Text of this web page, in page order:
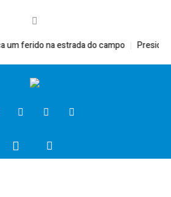
na estrada do campo Presidente da